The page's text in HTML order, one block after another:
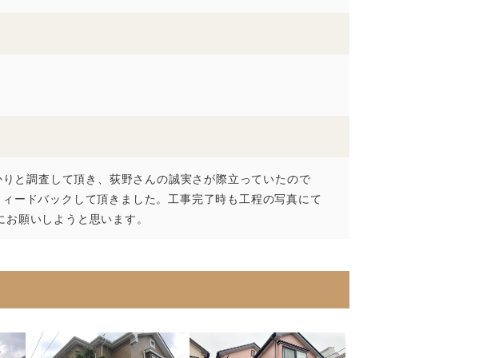
と調査して頂き、荻野さんの誠実さが際立っていたので
ードバックして頂きました。工事完了時も工程の写真にて
願いしようと思います。